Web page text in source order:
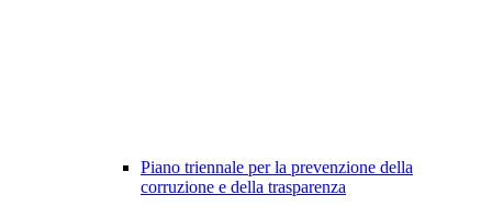
Piano triennale per la prevenzione della
corruzione e della trasparenza